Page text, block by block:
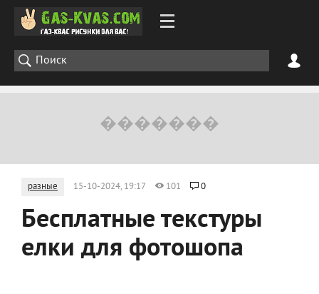
разные 15-10-2024, 19:17 101 0
Бесплатные текстуры
елки для фотошопа